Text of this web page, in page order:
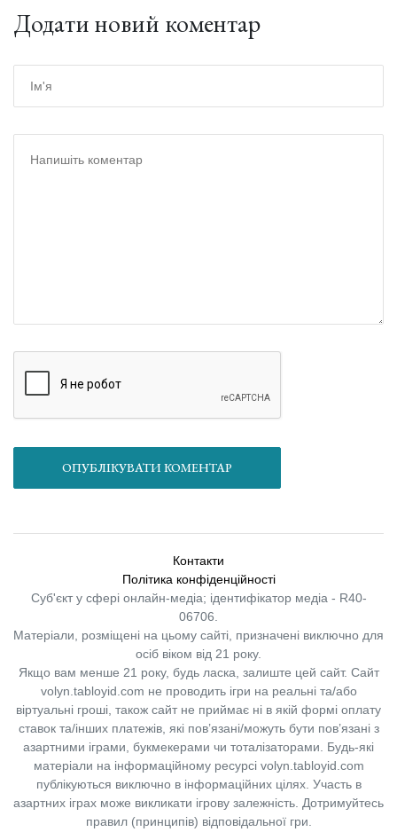
Додати новий коментар
ОПУБЛІКУВАТИ КОМЕНТАР
Контакти
Політика конфіденційності
Суб'єкт у сфері онлайн-медіа; ідентифікатор медіа - R40-
06706.
Матеріали, розміщені на цьому сайті, призначені виключно для
осіб віком від 21 року.
Якщо вам менше 21 року, будь ласка, залиште цей сайт. Сайт
volyn.tabloyid.com не проводить ігри на реальні та/або
віртуальні гроші, також сайт не приймає ні в якій формі оплату
ставок та/інших платежів, які пов’язані/можуть бути пов’язані з
азартними іграми, букмекерами чи тоталізаторами. Будь-які
матеріали на інформаційному ресурсі volyn.tabloyid.com
публікуються виключно в інформаційних цілях. Участь в
азартних іграх може викликати ігрову залежність. Дотримуйтесь
правил (принципів) відповідальної гри.